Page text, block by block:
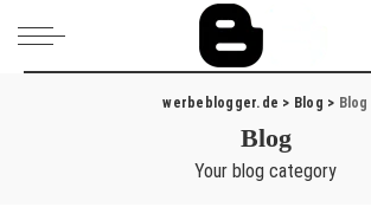
werbeblogger.de > Blog > Blog
Blog
Your blog category